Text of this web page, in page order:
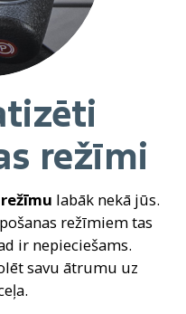
režīmi
labāk nekā jūs.
režīmiem tas
ir nepieciešams.
savu ātrumu uz